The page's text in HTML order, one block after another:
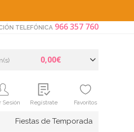
TELEFÓNICA 966 357 760
0,00€
Sesión Regístrate Favoritos
Fiestas de Temporada